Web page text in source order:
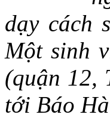
dạy cách
Một sinh
(quận 12,
tới Báo